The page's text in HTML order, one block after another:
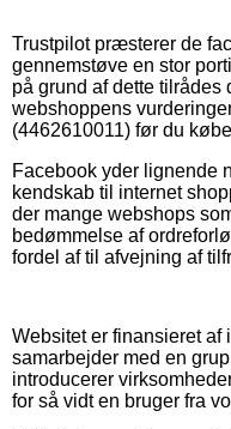
Trustpilot præsterer de
gennemstøve en stor
på grund af dette tilrådes
webshoppens
(4462610011) før du
Facebook yder lignende
kendskab til internet
der mange webshops
bedømmelse af
fordel af til afvejning af
Websitet er finansieret
samarbejder med en
introducerer
for så vidt en bruger fra